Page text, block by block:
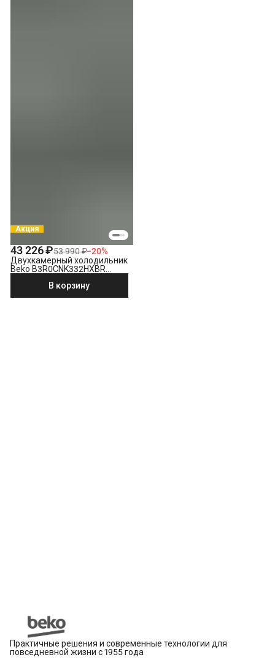
Акция
43 226 ₽53 990 ₽−20%
Двухкамерный холодильник
Beko B3R0CNK332HXBR
В корзину
Практичные решения и современные технологии для
повседневной жизни с 1955 года